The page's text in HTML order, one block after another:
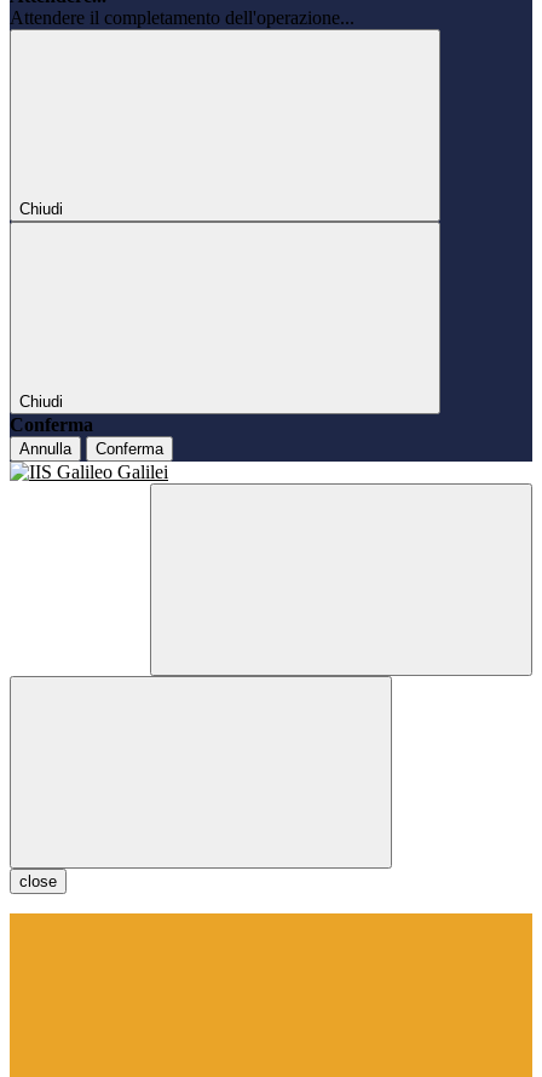
Attendere il completamento dell'operazione...
Chiudi
Chiudi
Conferma
Annulla Conferma
close